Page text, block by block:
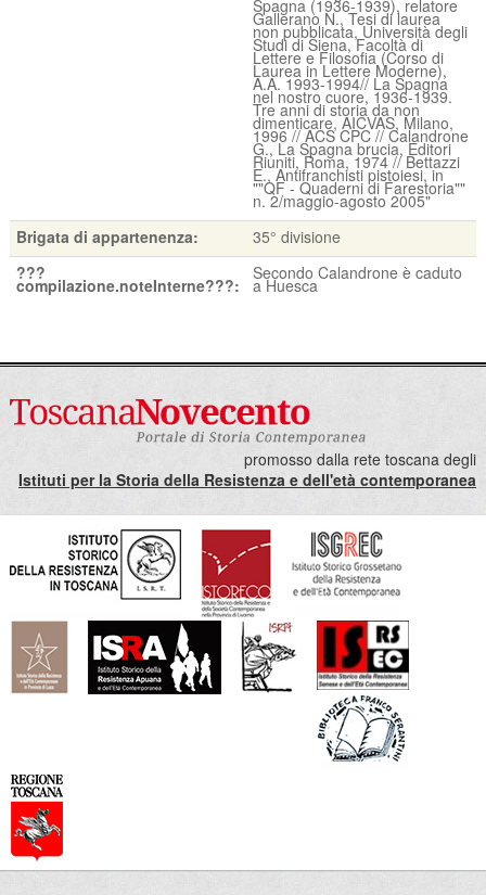
Spagna (1936-1939), relatore
Gallerano N., Tesi di laurea
non pubblicata, Università degli
Studi di Siena, Facoltà di
Lettere e Filosofia (Corso di
Laurea in Lettere Moderne),
A.A. 1993-1994// La Spagna
nel nostro cuore, 1936-1939.
Tre anni di storia da non
dimenticare, AICVAS, Milano,
1996 // ACS CPC // Calandrone
G., La Spagna brucia, Editori
Riuniti, Roma, 1974 // Bettazzi
E., Antifranchisti pistoiesi, in
""QF - Quaderni di Farestoria""
n. 2/maggio-agosto 2005"
Brigata di appartenenza:
35° divisione
???
compilazione.noteInterne???:
Secondo Calandrone è caduto
a Huesca
promosso dalla rete toscana degli
Istituti per la Storia della Resistenza e dell'età contemporanea